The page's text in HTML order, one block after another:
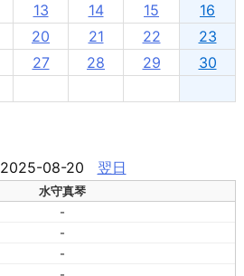
13 14 15
16
20 21 22
23
27 28 29
30
2025-08-20 翌日
水守真琴
-
-
-